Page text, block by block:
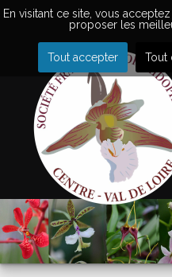
En visitant ce site, vous
proposer les
Tout accepter Tout